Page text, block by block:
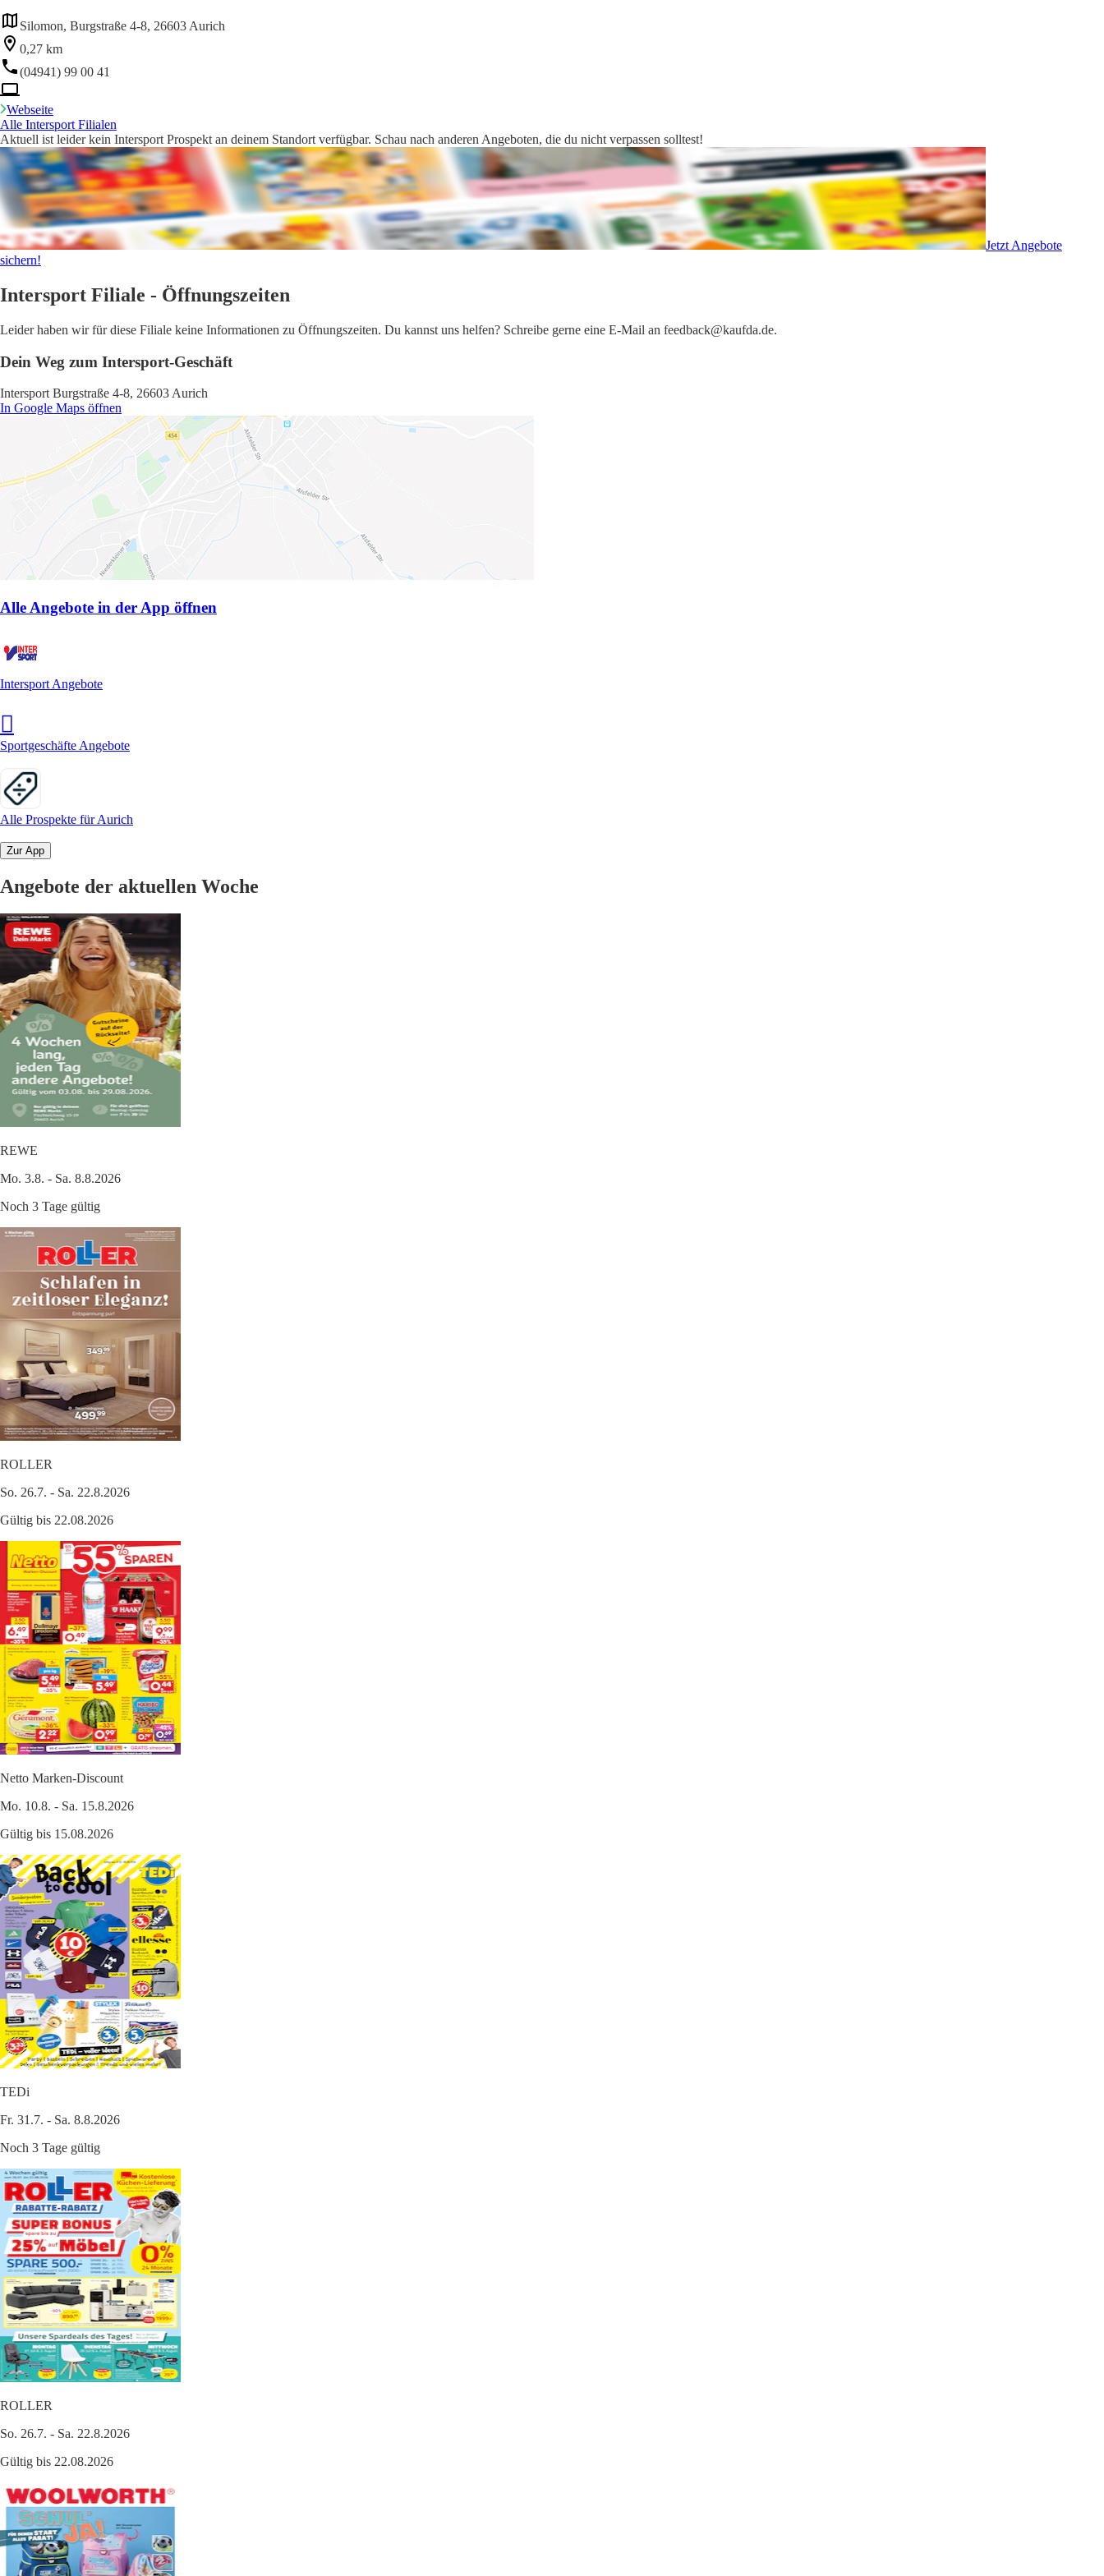
Silomon, Burgstraße 4-8, 26603 Aurich
0,27 km
(04941) 99 00 41
Webseite
Alle Intersport Filialen
Aktuell ist leider kein Intersport Prospekt an deinem Standort verfügbar. Schau nach anderen Angeboten, die du nicht verpassen solltest!
Jetzt Angebote
sichern!
Intersport Filiale - Öffnungszeiten
Leider haben wir für diese Filiale keine Informationen zu Öffnungszeiten. Du kannst uns helfen? Schreibe gerne eine E-Mail an feedback@kaufda.de.
Dein Weg zum Intersport-Geschäft
Intersport Burgstraße 4-8, 26603 Aurich
In Google Maps öffnen
Alle Angebote in der App öffnen
Intersport Angebote
Sportgeschäfte Angebote
Alle Prospekte für Aurich
Zur App
Angebote der aktuellen Woche
REWE
Mo. 3.8. - Sa. 8.8.2026
Noch 3 Tage gültig
ROLLER
So. 26.7. - Sa. 22.8.2026
Gültig bis 22.08.2026
Netto Marken-Discount
Mo. 10.8. - Sa. 15.8.2026
Gültig bis 15.08.2026
TEDi
Fr. 31.7. - Sa. 8.8.2026
Noch 3 Tage gültig
ROLLER
So. 26.7. - Sa. 22.8.2026
Gültig bis 22.08.2026